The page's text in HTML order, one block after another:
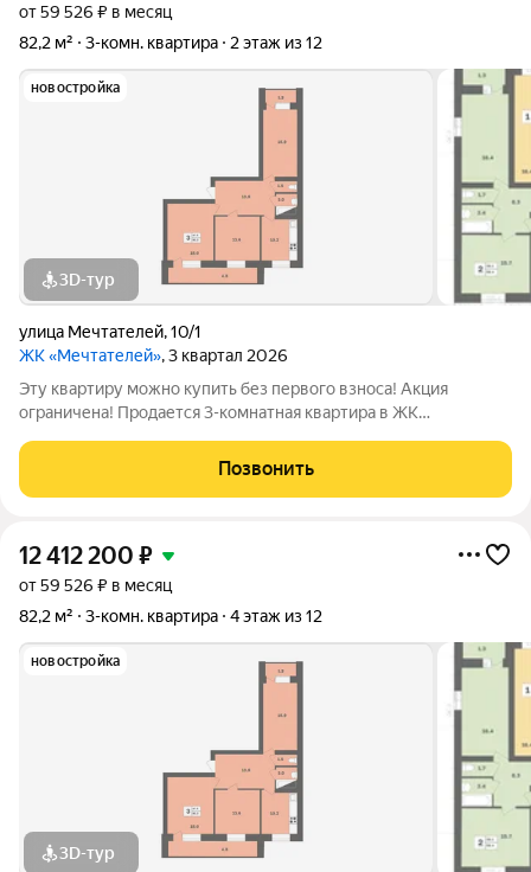
от 59 526 ₽ в месяц
82,2 м²
3-комн. квартира 2 этаж из 12
новостройка
3D-тур
улица Мечтателей,10/1
ЖК «Мечтателей», 3 квартал 2026
Эту квартиру можно купить без первого взноса! Акция
ограничена! Продается 3-комнатная квартира в ЖК
82.2 кв.м.Дом из красного кирпича+монолит. Действуют все
ипотечные программы с господдержкой.
Позвонить
12 412 200 ₽
от 59 526 ₽ в месяц
82,2 м²
3-комн. квартира 4 этаж из 12
новостройка
3D-тур